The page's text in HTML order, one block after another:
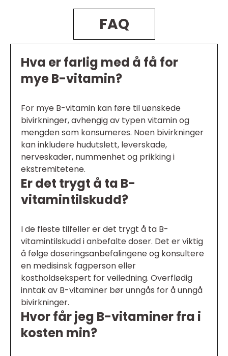
FAQ
Hva er farlig med å få for
mye B-vitamin?
For mye B-vitamin kan føre til uønskede
bivirkninger, avhengig av typen vitamin og
mengden som konsumeres. Noen bivirkninger
kan inkludere hudutslett, leverskade,
nerveskader, nummenhet og prikking i
ekstremitetene.
Er det trygt å ta B-
vitamintilskudd?
I de fleste tilfeller er det trygt å ta B-
vitamintilskudd i anbefalte doser. Det er viktig
å følge doseringsanbefalingene og konsultere
en medisinsk fagperson eller
kostholdsekspert for veiledning. Overflødig
inntak av B-vitaminer bør unngås for å unngå
bivirkninger.
Hvor får jeg B-vitaminer fra i
kosten min?